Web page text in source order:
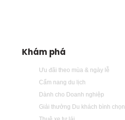
Khám phá
Ưu đãi theo mùa & ngày lễ
Cẩm nang du lịch
Dành cho Doanh nghiệp
Giải thưởng Du khách bình chọn